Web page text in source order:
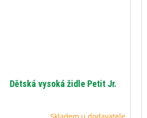
Dětská vysoká židle Petit Jr.
Skladem u dodavatele